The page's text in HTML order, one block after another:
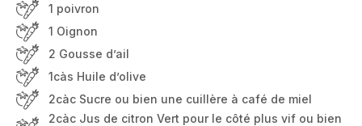
1 poivron
1 Oignon
2 Gousse d’ail
1càs Huile d’olive
2càc Sucre ou bien une cuillère à café de miel
2càc Jus de citron Vert pour le côté plus vif ou bien